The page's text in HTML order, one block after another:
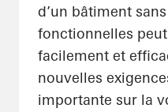
d’un bâtiment
fonctionnelles
facilement et
nouvelles
importante sur la